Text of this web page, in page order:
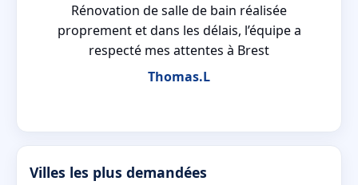
Rénovation de salle de bain réalisée
proprement et dans les délais, l’équipe a
respecté mes attentes à Brest
Thomas.L
Villes les plus demandées